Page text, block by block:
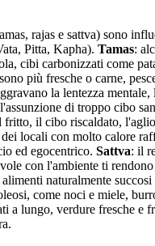
rajas e sattva) sono
Pitta, Kapha). Tamas:
cibi carbonizzati come
più fresche o carne,
la lentezza mentale,
di troppo cibo
fritto, il cibo riscaldato,
locali con molto calore
ed egocentrico. Sattva: il
con l'ambiente ti
naturalmente
come noci e miele,
a lungo, verdure fresche e